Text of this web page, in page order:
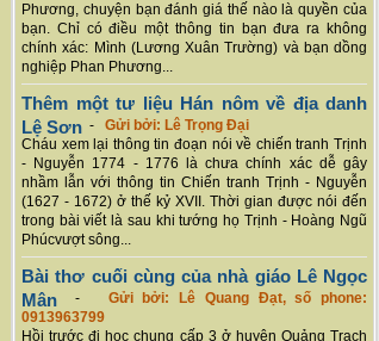
Phương, chuyện bạn đánh giá thế nào là quyền của
bạn. Chỉ có điều một thông tin bạn đưa ra không
chính xác: Mình (Lương Xuân Trường) và bạn dồng
nghiệp Phan Phương...
Thêm một tư liệu Hán nôm về địa danh
Lệ Sơn - Gửi bởi: Lê Trọng Đại
Cháu xem lại thông tin đoạn nói về chiến tranh Trịnh
- Nguyễn 1774 - 1776 là chưa chính xác dễ gây
nhầm lẫn với thông tin Chiến tranh Trịnh - Nguyễn
(1627 - 1672) ở thế kỷ XVII. Thời gian được nói đến
trong bài viết là sau khi tướng họ Trịnh - Hoàng Ngũ
Phúcvượt sông...
Bài thơ cuối cùng của nhà giáo Lê Ngọc
Mân - Gửi bởi: Lê Quang Đạt, số phone:
0913963799
Hồi trước đi học chung cấp 3 ở huyện Quảng Trạch